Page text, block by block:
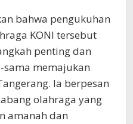
bahwa pengukuhan
KONI tersebut
penting dan
memajukan
Ia berpesan
olahraga yang
amanah dan